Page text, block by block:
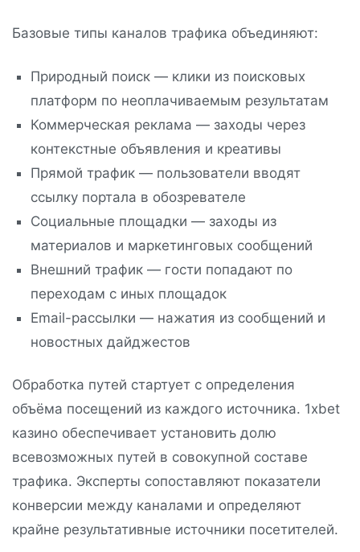
Базовые типы каналов трафика объединяют:
Природный поиск — клики из поисковых
платформ по неоплачиваемым результатам
Коммерческая реклама — заходы через
контекстные объявления и креативы
Прямой трафик — пользователи вводят
ссылку портала в обозревателе
Социальные площадки — заходы из
материалов и маркетинговых сообщений
Внешний трафик — гости попадают по
переходам с иных площадок
Email-рассылки — нажатия из сообщений и
новостных дайджестов
Обработка путей стартует с определения
объёма посещений из каждого источника. 1xbet
казино обеспечивает установить долю
всевозможных путей в совокупной составе
трафика. Эксперты сопоставляют показатели
конверсии между каналами и определяют
крайне результативные источники посетителей.